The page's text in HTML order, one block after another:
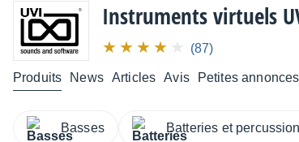
Instruments virtuels
(87)
Produits News Articles Avis Petites annonces
Basses Batteries et